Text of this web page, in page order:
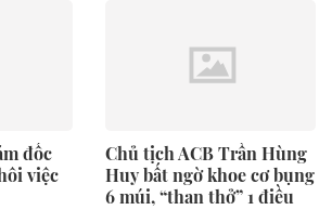
đốc
việc
Chủ tịch ACB Trần Hùng
Huy bất ngờ khoe cơ bụng
6 múi, “than thở” 1 điều